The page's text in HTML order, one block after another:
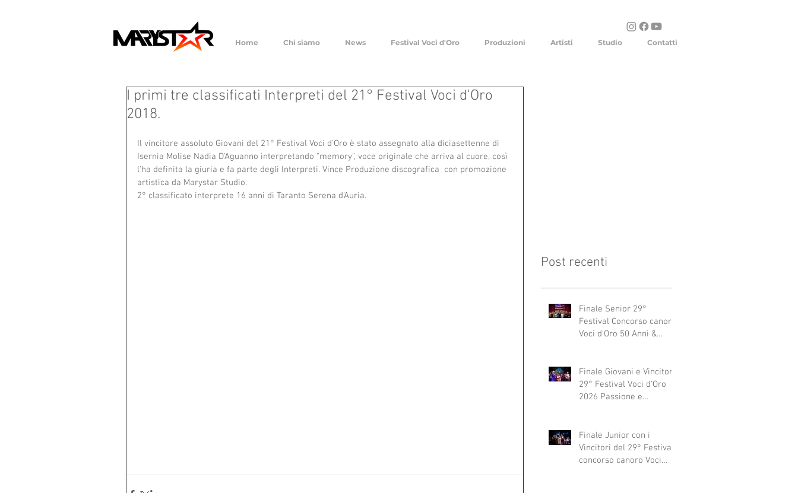
Home Chi siamo News Festival Voci d'Oro Produzioni Artisti Studio Contatti
I primi tre classificati Interpreti del 21° Festival Voci d'Oro
2018.
Il vincitore assoluto Giovani del 21° Festival Voci d'Oro è stato assegnato alla diciasettenne di
Isernia Molise Nadia D'Aguanno interpretando "memory", voce originale che arriva al cuore, così
l'ha definita la giuria e fa parte degli Interpreti. Vince Produzione discografica  con promozione
artistica da Marystar Studio.
2° classificato interprete 16 anni di Taranto Serena d'Auria.
Post recenti
Finale Senior 29°
Festival Concorso canoro
Voci d'Oro 50 Anni &
abbracciano"
Finale Giovani e Vincitori
29° Festival Voci d'Oro
2026 Passione e
Finale Junior con i
Vincitori del 29° Festival
concorso canoro Voci